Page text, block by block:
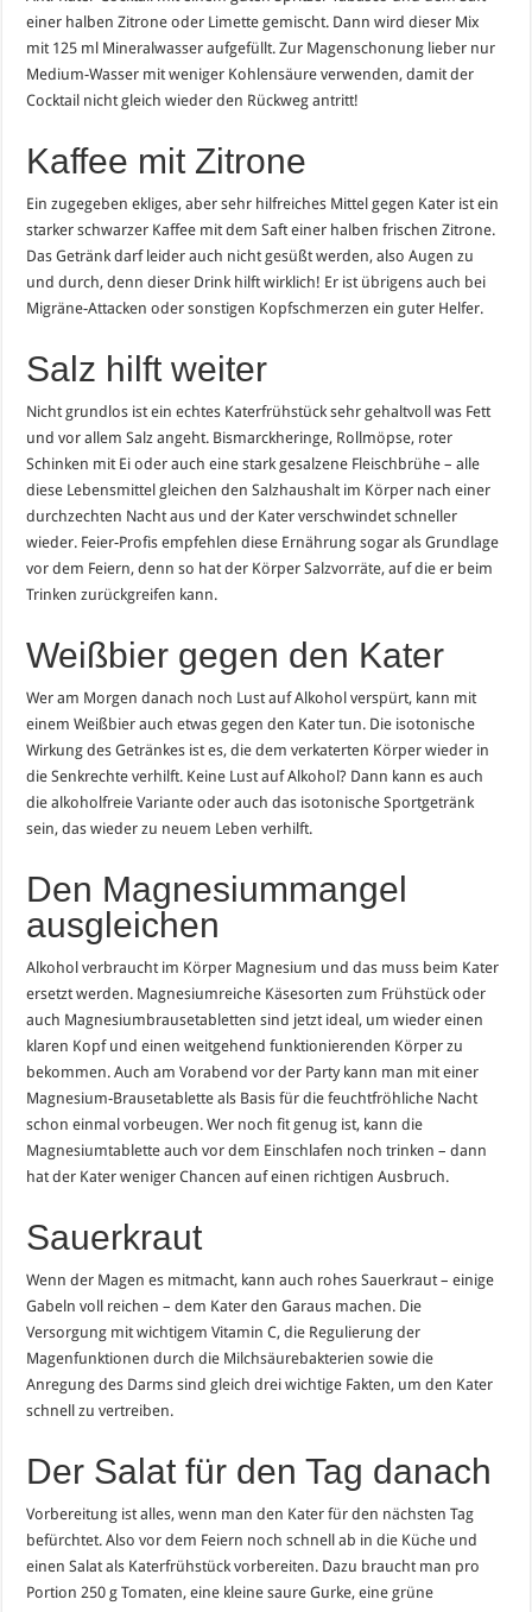
einer halben Zitrone oder Limette gemischt. Dann wird dieser Mix
mit 125 ml Mineralwasser aufgefüllt. Zur Magenschonung lieber nur
Medium-Wasser mit weniger Kohlensäure verwenden, damit der
Cocktail nicht gleich wieder den Rückweg antritt!
Kaffee mit Zitrone
Ein zugegeben ekliges, aber sehr hilfreiches Mittel gegen Kater ist ein
starker schwarzer Kaffee mit dem Saft einer halben frischen Zitrone.
Das Getränk darf leider auch nicht gesüßt werden, also Augen zu
und durch, denn dieser Drink hilft wirklich! Er ist übrigens auch bei
Migräne-Attacken oder sonstigen Kopfschmerzen ein guter Helfer.
Salz hilft weiter
Nicht grundlos ist ein echtes Katerfrühstück sehr gehaltvoll was Fett
und vor allem Salz angeht. Bismarckheringe, Rollmöpse, roter
Schinken mit Ei oder auch eine stark gesalzene Fleischbrühe – alle
diese Lebensmittel gleichen den Salzhaushalt im Körper nach einer
durchzechten Nacht aus und der Kater verschwindet schneller
wieder. Feier-Profis empfehlen diese Ernährung sogar als Grundlage
vor dem Feiern, denn so hat der Körper Salzvorräte, auf die er beim
Trinken zurückgreifen kann.
Weißbier gegen den Kater
Wer am Morgen danach noch Lust auf Alkohol verspürt, kann mit
einem Weißbier auch etwas gegen den Kater tun. Die isotonische
Wirkung des Getränkes ist es, die dem verkaterten Körper wieder in
die Senkrechte verhilft. Keine Lust auf Alkohol? Dann kann es auch
die alkoholfreie Variante oder auch das isotonische Sportgetränk
sein, das wieder zu neuem Leben verhilft.
Den Magnesiummangel
ausgleichen
Alkohol verbraucht im Körper Magnesium und das muss beim Kater
ersetzt werden. Magnesiumreiche Käsesorten zum Frühstück oder
auch Magnesiumbrausetabletten sind jetzt ideal, um wieder einen
klaren Kopf und einen weitgehend funktionierenden Körper zu
bekommen. Auch am Vorabend vor der Party kann man mit einer
Magnesium-Brausetablette als Basis für die feuchtfröhliche Nacht
schon einmal vorbeugen. Wer noch fit genug ist, kann die
Magnesiumtablette auch vor dem Einschlafen noch trinken – dann
hat der Kater weniger Chancen auf einen richtigen Ausbruch.
Sauerkraut
Wenn der Magen es mitmacht, kann auch rohes Sauerkraut – einige
Gabeln voll reichen – dem Kater den Garaus machen. Die
Versorgung mit wichtigem Vitamin C, die Regulierung der
Magenfunktionen durch die Milchsäurebakterien sowie die
Anregung des Darms sind gleich drei wichtige Fakten, um den Kater
schnell zu vertreiben.
Der Salat für den Tag danach
Vorbereitung ist alles, wenn man den Kater für den nächsten Tag
befürchtet. Also vor dem Feiern noch schnell ab in die Küche und
einen Salat als Katerfrühstück vorbereiten. Dazu braucht man pro
Portion 250 g Tomaten, eine kleine saure Gurke, eine grüne